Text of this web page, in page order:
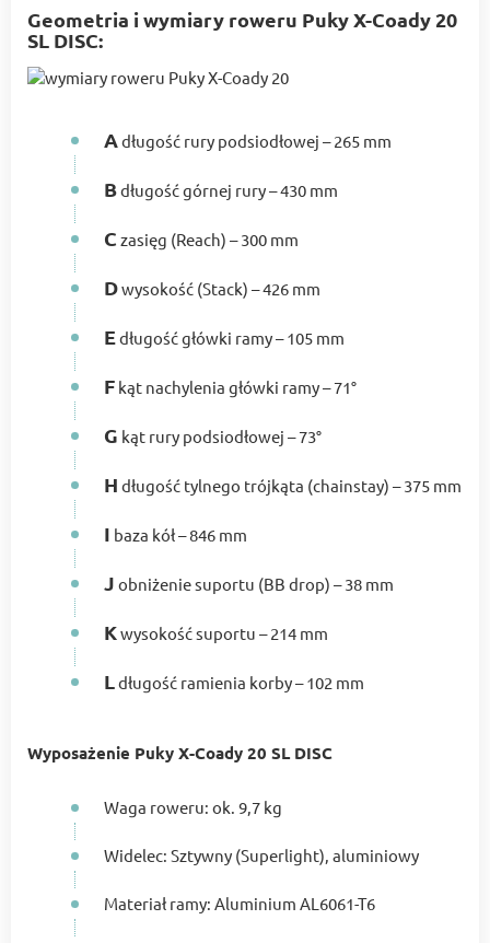
Geometria i wymiary roweru Puky X-Coady 20
SL DISC:
Adługość rury podsiodłowej – 265 mm
Bdługość górnej rury – 430 mm
C zasięg (Reach) – 300 mm
Dwysokość (Stack) – 426 mm
Edługość główki ramy – 105 mm
F kąt nachylenia główki ramy – 71°
G kąt rury podsiodłowej – 73°
H długość tylnego trójkąta (chainstay) – 375 mm
I baza kół – 846 mm
J obniżenie suportu (BB drop) – 38 mm
Kwysokość suportu – 214 mm
Ldługość ramienia korby – 102 mm
Wyposażenie Puky X-Coady 20 SL DISC
Waga roweru: ok. 9,7 kg
Widelec: Sztywny (Superlight), aluminiowy
Materiał ramy: Aluminium AL6061-T6